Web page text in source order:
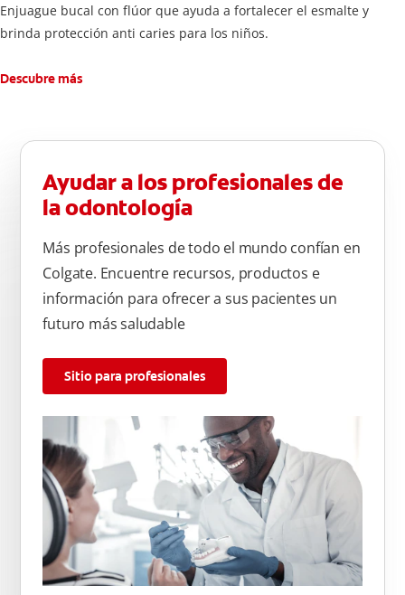
Enjuague bucal con flúor que ayuda a fortalecer el esmalte y
brinda protección anti caries para los niños.
Descubre más
Ayudar a los profesionales de
la odontología
Más profesionales de todo el mundo confían en
Colgate. Encuentre recursos, productos e
información para ofrecer a sus pacientes un
futuro más saludable
Sitio para profesionales